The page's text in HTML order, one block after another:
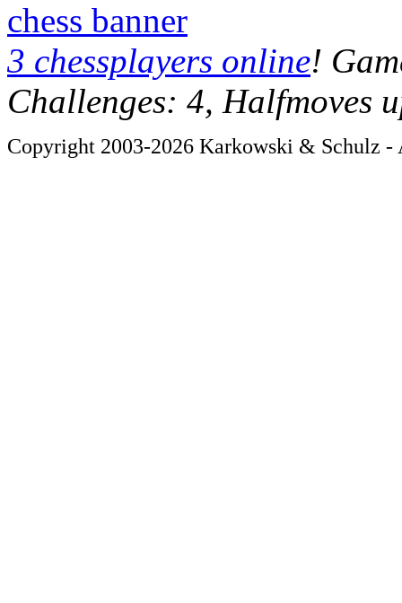
chess banner
3 chessplayers online!
Challenges: 4, Halfmoves
Copyright 2003-2026 Karkowski & Schulz